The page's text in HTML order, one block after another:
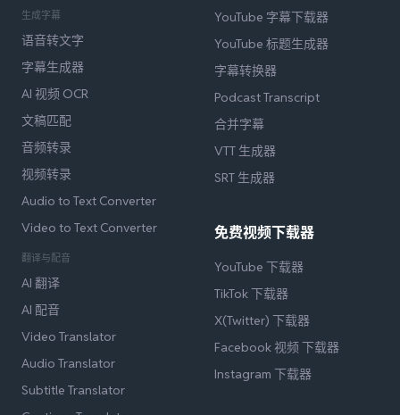
生成字幕
语音转文字
字幕生成器
AI 视频 OCR
文稿匹配
音频转录
视频转录
Audio to Text Converter
Video to Text Converter
翻译与配音
AI 翻译
AI 配音
Video Translator
Audio Translator
Subtitle Translator
YouTube 字幕下载器
YouTube 标题生成器
字幕转换器
Podcast Transcript
合并字幕
VTT 生成器
SRT 生成器
免费视频下载器
YouTube 下载器
TikTok 下载器
X(Twitter) 下载器
Facebook 视频 下载器
Instagram 下载器